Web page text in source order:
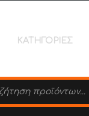
ΚΑΤΗΓΟΡΙΕΣ